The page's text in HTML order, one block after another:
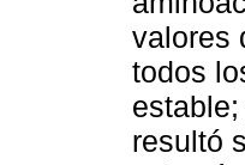
valores
todos
resultó